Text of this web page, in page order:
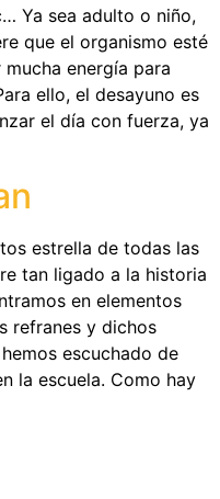
Ya sea adulto o niño,
que el organismo esté
energía para
ello, el desayuno es
el día con fuerza, ya
estrella de todas las
tan ligado a la historia
en elementos
refranes y dichos
escuchado de
la escuela. Como hay